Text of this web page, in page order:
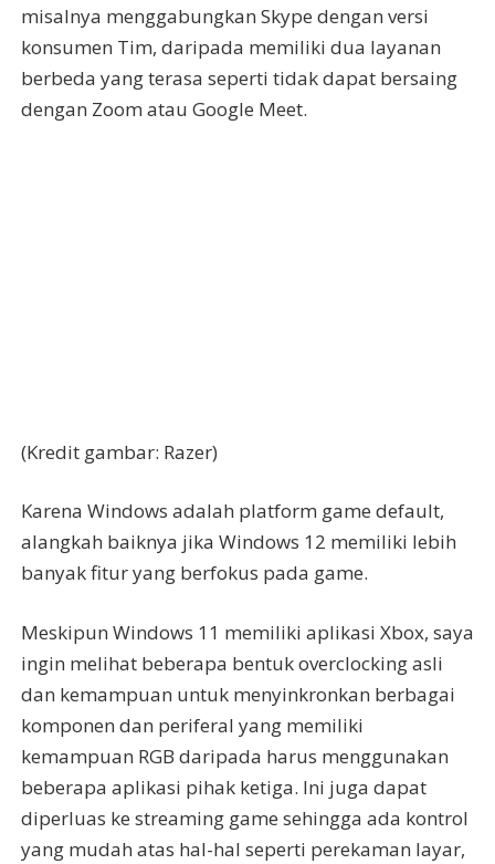
misalnya menggabungkan Skype dengan versi
konsumen Tim, daripada memiliki dua layanan
berbeda yang terasa seperti tidak dapat bersaing
dengan Zoom atau Google Meet.
(Kredit gambar: Razer)
Karena Windows adalah platform game default,
alangkah baiknya jika Windows 12 memiliki lebih
banyak fitur yang berfokus pada game.
Meskipun Windows 11 memiliki aplikasi Xbox, saya
ingin melihat beberapa bentuk overclocking asli
dan kemampuan untuk menyinkronkan berbagai
komponen dan periferal yang memiliki
kemampuan RGB daripada harus menggunakan
beberapa aplikasi pihak ketiga. Ini juga dapat
diperluas ke streaming game sehingga ada kontrol
yang mudah atas hal-hal seperti perekaman layar,